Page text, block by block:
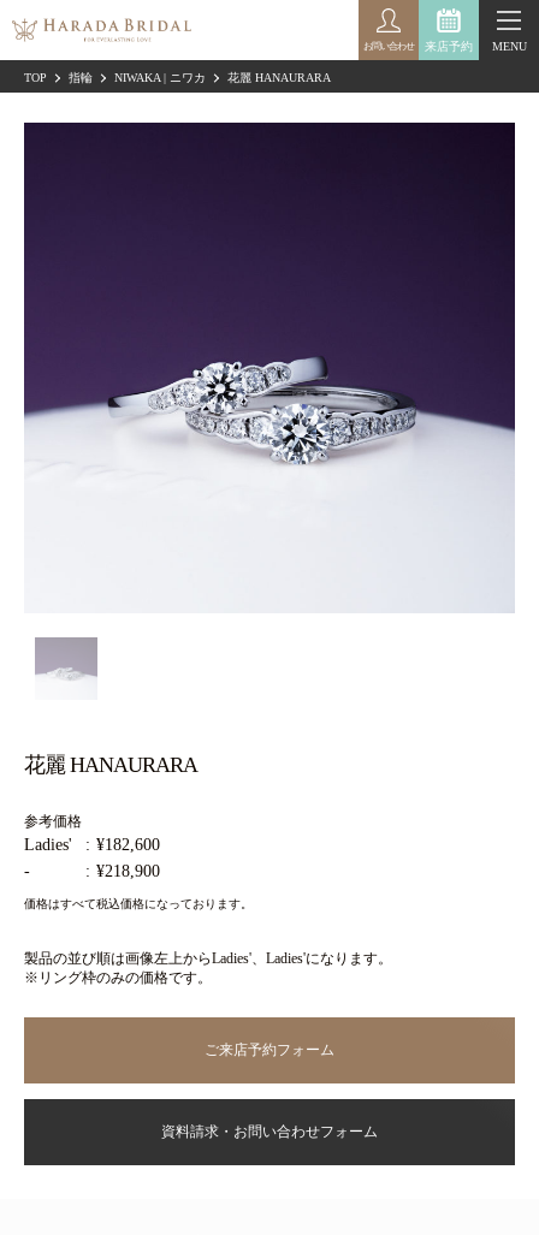
来店予約
お問い合わせ MENU
TOP 指輪 NIWAKA | ニワカ 花麗 HANAURARA
花麗 HANAURARA
参考価格
Ladies'
¥182,600
-
¥218,900
価格はすべて税込価格になっております。
製品の並び順は画像左上からLadies'、Ladies'になります。
※リング枠のみの価格です。
ご来店予約フォーム
資料請求・お問い合わせフォーム